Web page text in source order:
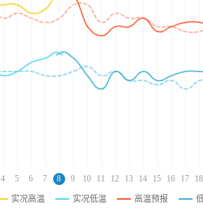
4 5 6 7 8 9 10 11 12 13 14 15 16 17 18
实况高温 实况低温 高温预报